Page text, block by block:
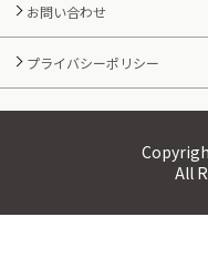
お問い合わせ
プライバシーポリシー
All